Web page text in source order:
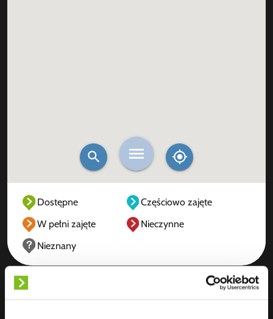
Dostępne
Częściowo zajęte
W pełni zajęte
Nieczynne
Nieznany